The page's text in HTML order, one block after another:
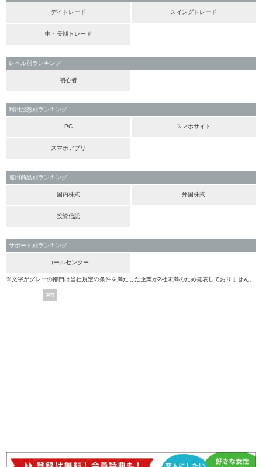
デイトレード スイングトレード
中・長期トレード
レベル別ランキング
初心者
利用形態別ランキング
PC スマホサイト
スマホアプリ
運用商品別ランキング
国内株式 外国株式
投資信託
サポート別ランキング
コールセンター
※文字がグレーの部門は当社規定の条件を満たした企業が2社未満のため発表しておりません。
PR